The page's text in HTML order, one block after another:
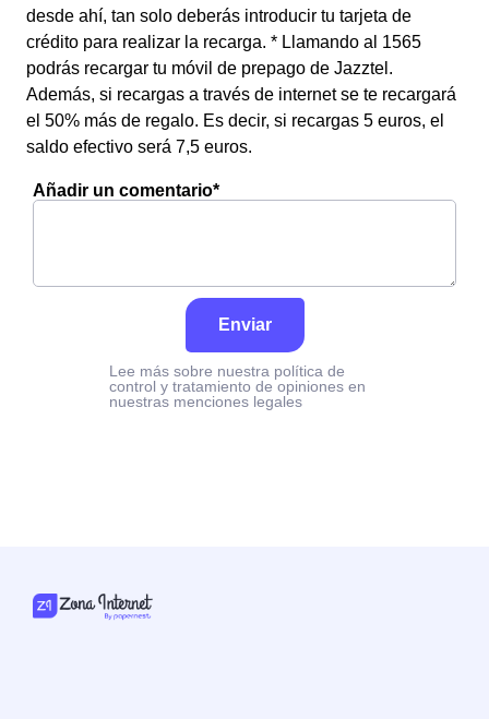
desde ahí, tan solo deberás introducir tu tarjeta de
crédito para realizar la recarga. * Llamando al 1565
podrás recargar tu móvil de prepago de Jazztel.
Además, si recargas a través de internet se te recargará
el 50% más de regalo. Es decir, si recargas 5 euros, el
saldo efectivo será 7,5 euros.
Añadir un comentario*
Enviar
Lee más sobre nuestra política de
control y tratamiento de opiniones en
nuestras menciones legales